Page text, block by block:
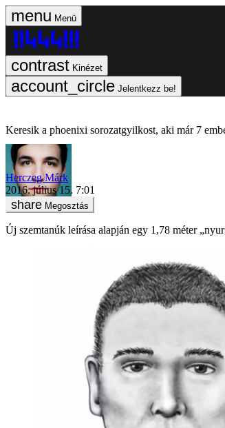
Menü
Kinézet
Jelentkezz be!
Keresik a phoenixi sorozatgyilkost, aki már 7
Herczeg Márk
2016. július 15. 7:01
Megosztás
Új szemtanúk leírása alapján egy 1,78 méter